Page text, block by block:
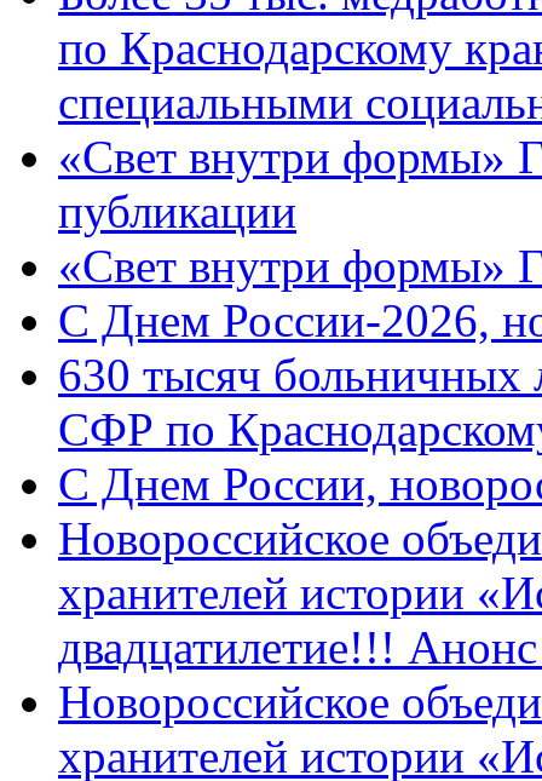
по Краснодарскому
специальными
«Свет внутри формы»
публикации
«Свет внутри формы»
C Днем России-2026,
630 тысяч больничных
СФР по
C Днем России,
Новороссийское
хранителей истории
двадцатилетие!!!
Новороссийское
хранителей истории